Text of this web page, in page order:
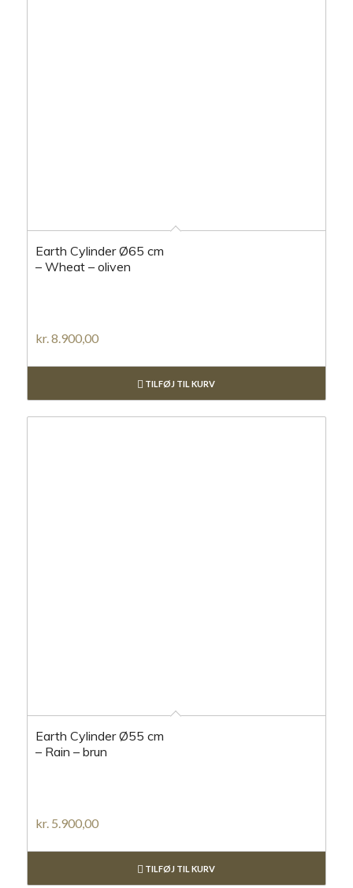
Earth Cylinder Ø65 cm
– Wheat – oliven
kr. 8.900,00
TILFØJ TIL KURV
Earth Cylinder Ø55 cm
– Rain – brun
kr.5.900,00
TILFØJ TIL KURV